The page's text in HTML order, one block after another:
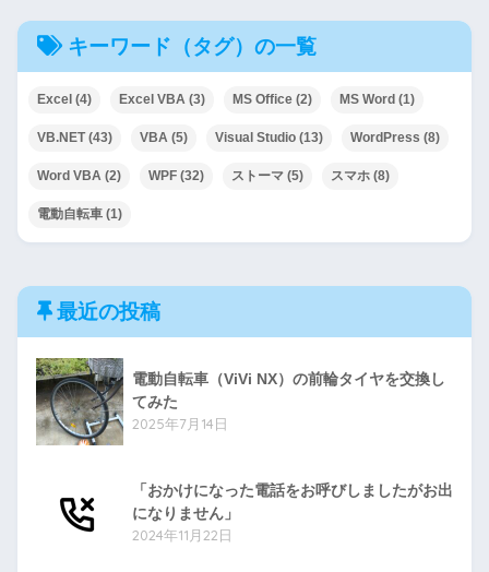
キーワード（タグ）の一覧
Excel (4) Excel VBA (3) MS Office (2) MS Word (1)
VB.NET(43) VBA (5) Visual Studio (13) WordPress (8)
Word VBA (2) WPF (32) ストーマ (5) スマホ (8)
電動自転車 (1)
最近の投稿
電動自転車（ViVi NX）の前輪タイヤを交換し
てみた
2025年7月14日
「おかけになった電話をお呼びしましたがお出
になりません」
2024年11月22日